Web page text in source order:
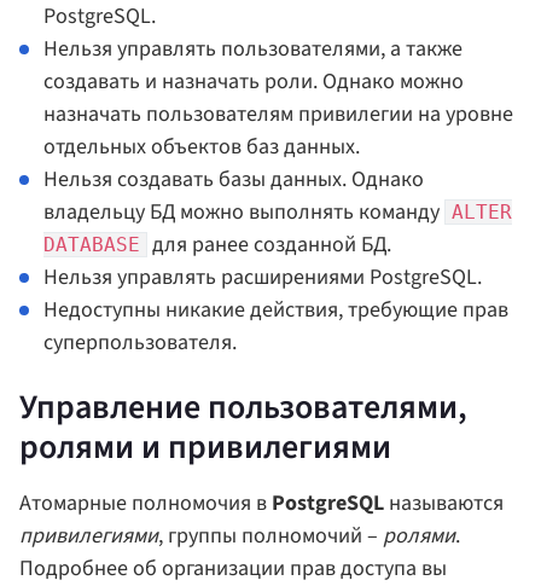
PostgreSQL.
Нельзя управлять пользователями, а также
создавать и назначать роли. Однако можно
назначать пользователям привилегии на уровне
отдельных объектов баз данных.
Нельзя создавать базы данных. Однако
владельцу БД можно выполнять команду ALTER
DATABASE для ранее созданной БД.
Нельзя управлять расширениями PostgreSQL.
Недоступны никакие действия, требующие прав
суперпользователя.
Управление пользователями,
ролями и привилегиями
Атомарные полномочия в PostgreSQL называются
привилегиями, группы полномочий – ролями.
Подробнее об организации прав доступа вы